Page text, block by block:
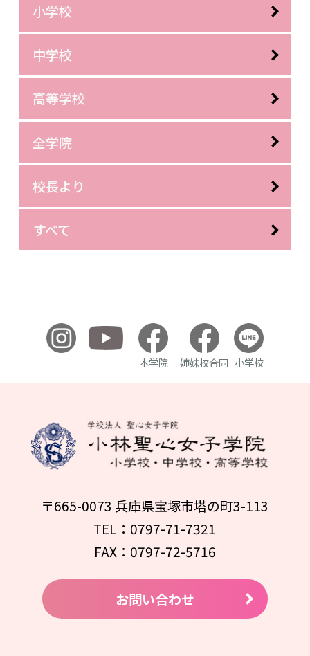
小学校
中学校
高等学校
全学院
校長より
すべて
本学院 姉妹校合同 小学校
〒665-0073 兵庫県宝塚市塔の町3-113
TEL：0797-71-7321
FAX：0797-72-5716
お問い合わせ